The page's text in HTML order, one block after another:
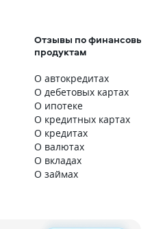
Отзывы по финансовым
продуктам
О автокредитах
О дебетовых картах
О ипотеке
О кредитных картах
О кредитах
О валютах
О вкладах
О займах